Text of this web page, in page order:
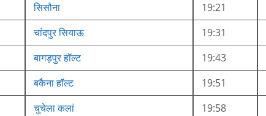
सिसौना 19:21
चांदपुर सियाऊ 19:31
बागड़पुर हॉल्ट 19:43
बकैना हॉल्ट 19:51
चुचेला कलां 19:58